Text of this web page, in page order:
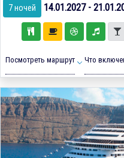
7 ночей 14.01.2027 -
Посмотреть маршрут Что